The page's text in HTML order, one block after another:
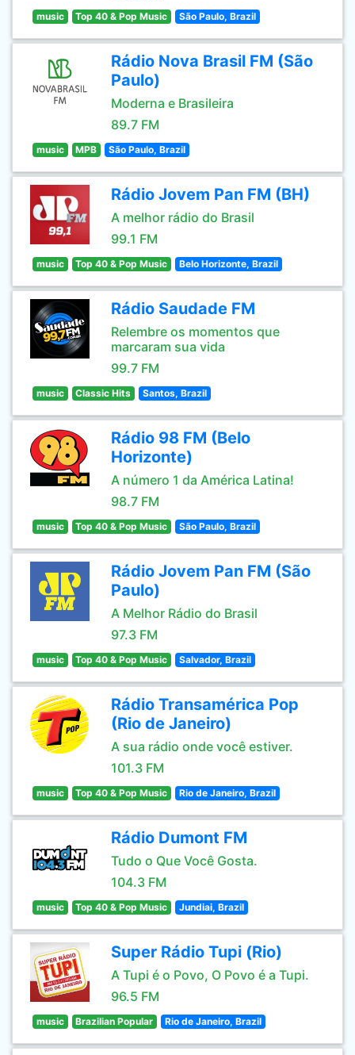
music Top 40 & Pop Music São Paulo, Brazil
Rádio Nova Brasil FM (São
Paulo)
Moderna e Brasileira
89.7 FM
music MPB São Paulo, Brazil
Rádio Jovem Pan FM (BH)
A melhor rádio do Brasil
99.1 FM
music Top 40 & Pop Music Belo Horizonte, Brazil
Rádio Saudade FM
Relembre os momentos que
marcaram sua vida
99.7 FM
music Classic Hits Santos, Brazil
Rádio 98 FM (Belo
Horizonte)
A número 1 da América Latina!
98.7 FM
music Top 40 & Pop Music São Paulo, Brazil
Rádio Jovem Pan FM (São
Paulo)
A Melhor Rádio do Brasil
97.3 FM
music Top 40 & Pop Music Salvador, Brazil
Rádio Transamérica Pop
(Rio de Janeiro)
A sua rádio onde você estiver.
101.3 FM
music Top 40 & Pop Music Rio de Janeiro, Brazil
Rádio Dumont FM
Tudo o Que Você Gosta.
104.3 FM
music Top 40 & Pop Music Jundiai, Brazil
Super Rádio Tupi (Rio)
A Tupi é o Povo, O Povo é a Tupi.
96.5 FM
music Brazilian Popular Rio de Janeiro, Brazil